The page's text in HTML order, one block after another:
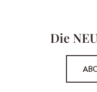
Die